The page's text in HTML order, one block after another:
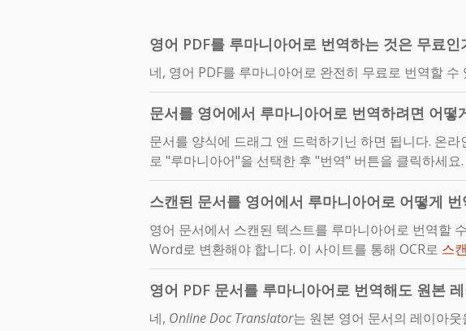
영어 PDF를 루마니아어로 번역하는 것은 무료인
네, 영어 PDF를 루마니아어로 완전히 무료로 번역할 수
문서를 영어에서 루마니아어로 번역하려면 어떻
문서를 양식에 드래그 앤 드럭하기닌 하면 됩니다. 온
로 "루마니아어"을 선택한 후 "번역" 버튼을 클릭하세요.
스캔된 문서를 영어에서 루마니아어로 어떻게 번
영어 문서에서 스캔된 텍스트를 루마니아어로 번역할
Word로 변환해야 합니다. 이 사이트를 통해 OCR로 스
영어 PDF 문서를 루마니아어로 번역해도 원본
네, Online Doc Translator는 원본 영어 문서의 레이아